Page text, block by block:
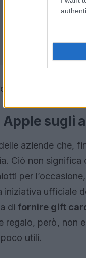
“ Cyber
sugli
aziende che,
Ciò non significa
per
iniziativa ufficiale
di fornire gift
regalo, però, non
utili.